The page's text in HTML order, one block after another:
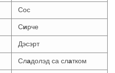
Сос
Сирче
Дэсэрт
Сладолэд са слатком